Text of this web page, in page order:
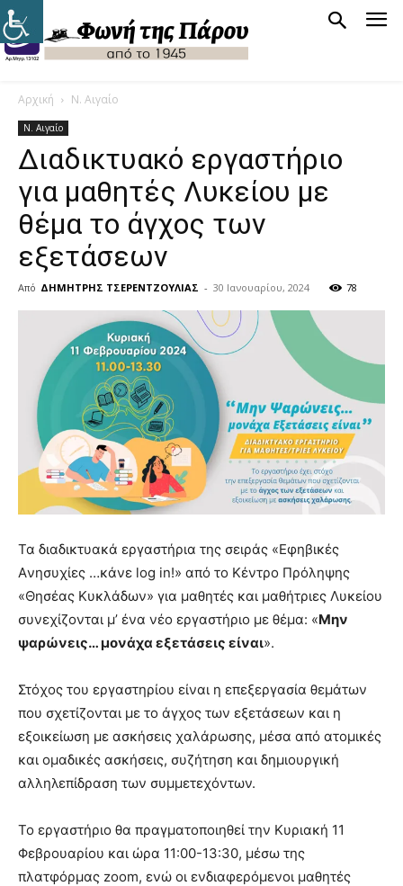
Αρχική Ν. Αιγαίο
Ν. Αιγαίο
Διαδικτυακό εργαστήριο
για μαθητές Λυκείου με
θέμα το άγχος των
εξετάσεων
Από ΔΗΜΗΤΡΗΣ ΤΣΕΡΕΝΤΖΟΥΛΙΑΣ - 30 Ιανουαρίου, 2024 78
Τα διαδικτυακά εργαστήρια της σειράς «Eφηβικές
Aνησυχίες …κάνε log in!» από το Κέντρο Πρόληψης
«Θησέας Κυκλάδων» για μαθητές και μαθήτριες Λυκείου
συνεχίζονται μ’ ένα νέο εργαστήριο με θέμα: «Μην
ψαρώνεις… μονάχα εξετάσεις είναι».
Στόχος του εργαστηρίου είναι η επεξεργασία θεμάτων
που σχετίζονται με το άγχος των εξετάσεων και η
εξοικείωση με ασκήσεις χαλάρωσης, μέσα από ατομικές
και ομαδικές ασκήσεις, συζήτηση και δημιουργική
αλληλεπίδραση των συμμετεχόντων.
Το εργαστήριο θα πραγματοποιηθεί την Κυριακή 11
Φεβρουαρίου και ώρα 11:00-13:30, μέσω της
πλατφόρμας zoom, ενώ οι ενδιαφερόμενοι μαθητές